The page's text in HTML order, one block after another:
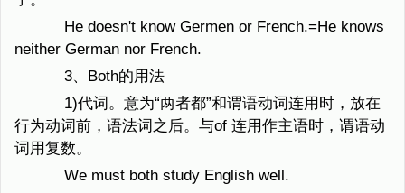
He doesn't know Germen or French.=He knows
neither German nor French.
3、Both的用法
1)代词。意为“两者都”和谓语动词连用时，放在
行为动词前，语法词之后。与of 连用作主语时，谓语动
词用复数。
We must both study English well.